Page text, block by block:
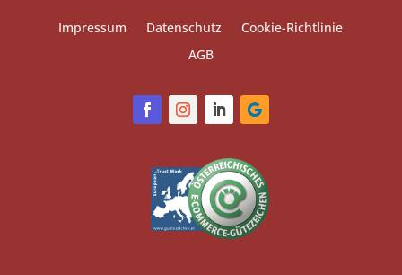
Impressum Datenschutz
Cookie-Richtlinie
AGB